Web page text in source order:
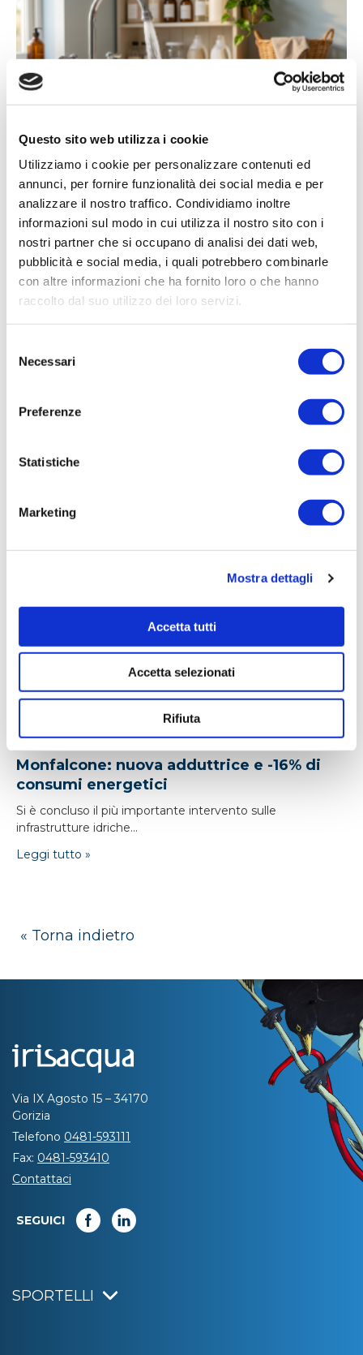
Questo sito web utilizza i cookie
Utilizziamo i cookie per personalizzare contenuti ed
annunci, per fornire funzionalità dei social media e per
analizzare il nostro traffico. Condividiamo inoltre
informazioni sul modo in cui utilizza il nostro sito con i
nostri partner che si occupano di analisi dei dati web,
pubblicità e social media, i quali potrebbero combinarle
con altre informazioni che ha fornito loro o che hanno
raccolto dal suo utilizzo dei loro servizi.
delNecessari
Preferenze
Statistiche
Marketing
Mostra dettagli
Accetta tutti
Accetta selezionati
Rifiuta
14/07/2026
Acqua bene prezioso: un appello alla
responsabilità di tutti
L'estate porta con sé giornate più calde, campagne più
Leggi tutto »
Irisacqua risponde a Femca Cisl: rilievi
Le accuse mosse mezzo stampa da Femca Cisl nei
24/04/2026
Monfalcone: nuova adduttrice e -16% di
consumi energetici
Si è concluso il più importante intervento sulle
infrastrutture idriche...
Leggi tutto »
« Torna indietro
Via IX Agosto 15 – 34170
Gorizia
Telefono 0481-593111
Fax: 0481-593410
Contattaci
SEGUICI
SPORTELLI